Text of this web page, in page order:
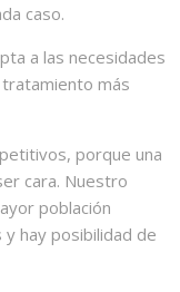
caso.
a las necesidades
más
porque una
cara. Nuestro
población
hay posibilidad de